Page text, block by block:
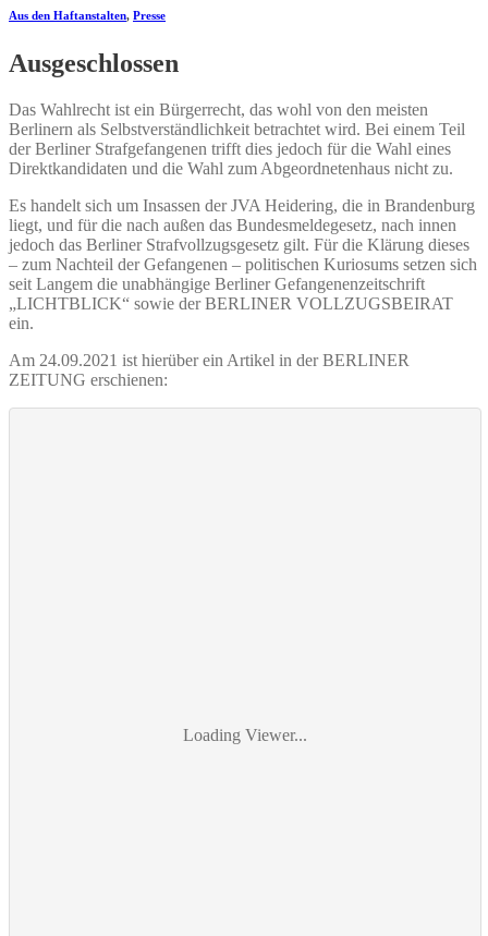
Aus den Haftanstalten, Presse
Ausgeschlossen
Das Wahlrecht ist ein Bürgerrecht, das wohl von den meisten
Berlinern als Selbstverständlichkeit betrachtet wird. Bei einem Teil
der Berliner Strafgefangenen trifft dies jedoch für die Wahl eines
Direktkandidaten und die Wahl zum Abgeordnetenhaus nicht zu.
Es handelt sich um Insassen der JVA Heidering, die in Brandenburg
liegt, und für die nach außen das Bundesmeldegesetz, nach innen
jedoch das Berliner Strafvollzugsgesetz gilt. Für die Klärung dieses
– zum Nachteil der Gefangenen – politischen Kuriosums setzen sich
seit Langem die unabhängige Berliner Gefangenenzeitschrift
„LICHTBLICK“ sowie der BERLINER VOLLZUGSBEIRAT
ein.
Am 24.09.2021 ist hierüber ein Artikel in der BERLINER
ZEITUNG erschienen:
Loading Viewer...